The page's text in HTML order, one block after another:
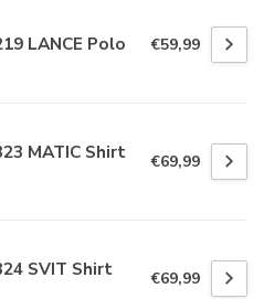
LANCE Polo €59,99
MATIC Shirt €69,99
SVIT Shirt €69,99